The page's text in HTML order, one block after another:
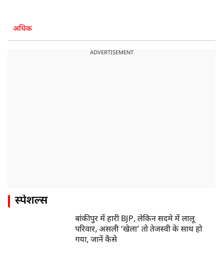
अधिक
ADVERTISEMENT
स्पेशल्स
बांकीपुर में हारी BJP, लेकिन सदमे में लालू
परिवार, असली ‘खेला’ तो तेजस्वी के साथ हो
गया, जानें कैसे